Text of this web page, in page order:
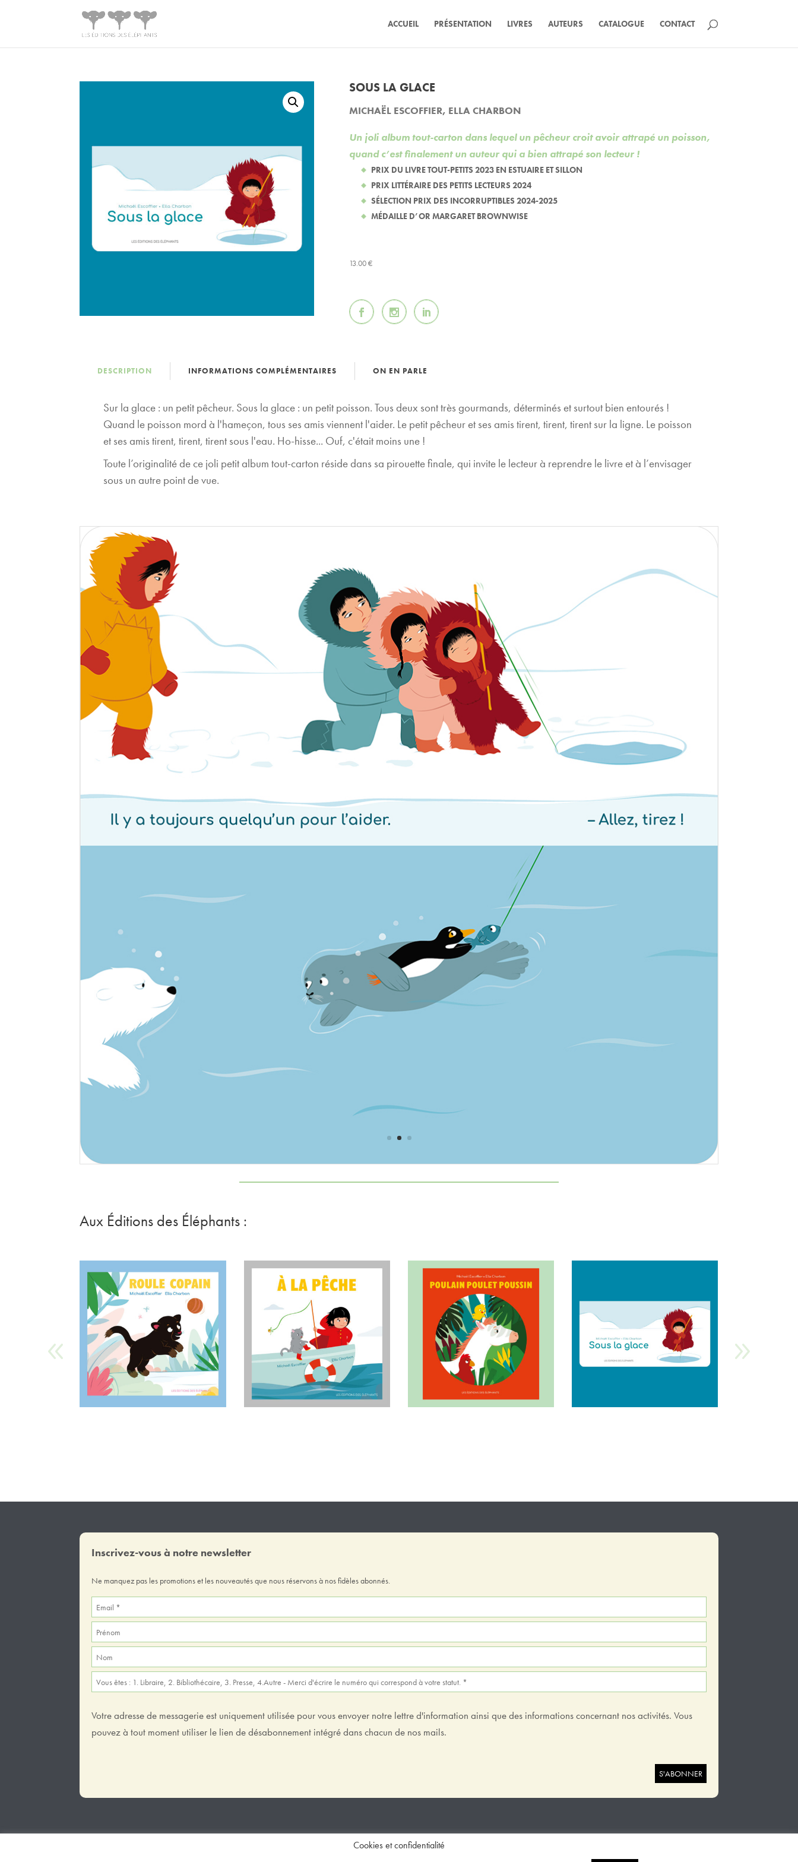
ACCUEIL PRÉSENTATION LIVRES AUTEURS CATALOGUE CONTACT
SOUS LA GLACE
MICHAËL ESCOFFIER, ELLA CHARBON
Un joli album tout-carton dans lequel un pêcheur croit avoir attrapé un poisson,
quand c’est finalement un auteur qui a bien attrapé son lecteur !
PRIX DU LIVRE TOUT-PETITS 2023 EN ESTUAIRE ET SILLON
PRIX LITTÉRAIRE DES PETITS LECTEURS 2024
SÉLECTION PRIX DES INCORRUPTIBLES 2024-2025
MÉDAILLE D’OR MARGARET BROWNWISE
13.00€
DESCRIPTION INFORMATIONS COMPLÉMENTAIRES ON EN PARLE
Sur la glace : un petit pêcheur. Sous la glace : un petit poisson. Tous deux sont très gourmands, déterminés et surtout bien entourés !
Quand le poisson mord à l'hameçon, tous ses amis viennent l'aider. Le petit pêcheur et ses amis tirent, tirent, tirent sur la ligne. Le poisson
et ses amis tirent, tirent, tirent sous l'eau. Ho-hisse... Ouf, c'était moins une !
Toute l’originalité de ce joli petit album tout-carton réside dans sa pirouette finale, qui invite le lecteur à reprendre le livre et à l’envisager
sous un autre point de vue.
Aux Éditions des Éléphants :
Inscrivez-vous à notre newsletter
Ne manquez pas les promotions et les nouveautés que nous réservons à nos fidèles abonnés.
Votre adresse de messagerie est uniquement utilisée pour vous envoyer notre lettre d'information ainsi que des informations concernant nos activités. Vous
pouvez à tout moment utiliser le lien de désabonnement intégré dans chacun de nos mails.
Design et développementCreative Slashers
Cookies et confidentialité